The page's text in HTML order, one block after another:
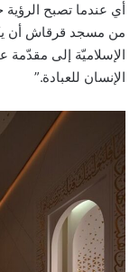
أي عندما تصبح
من مسجد قرقاش أن
الإسلاميّة إلى
الإنسان للعبادة.”